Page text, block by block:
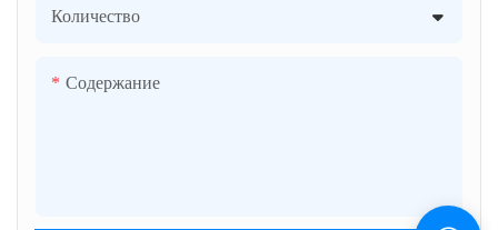
Количество
Содержание